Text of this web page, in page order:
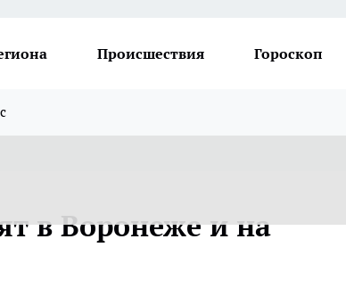
Происшествия Гороскоп
в Воронеже и на